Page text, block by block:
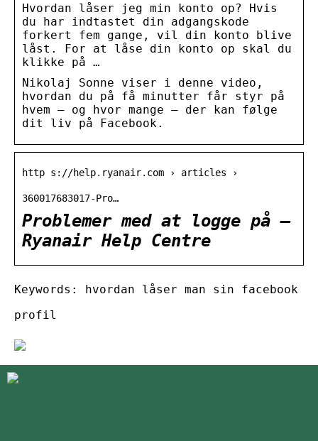
Hvordan låser jeg min konto op? Hvis
du har indtastet din adgangskode
forkert fem gange, vil din konto blive
låst. For at låse din konto op skal du
klikke på …
Nikolaj Sonne viser i denne video,
hvordan du på få minutter får styr på
hvem – og hvor mange – der kan følge
dit liv på Facebook.
http s://help.ryanair.com › articles ›
360017683017-Pro…
Problemer med at logge på –
Ryanair Help Centre
Keywords: hvordan låser man sin facebook
profil